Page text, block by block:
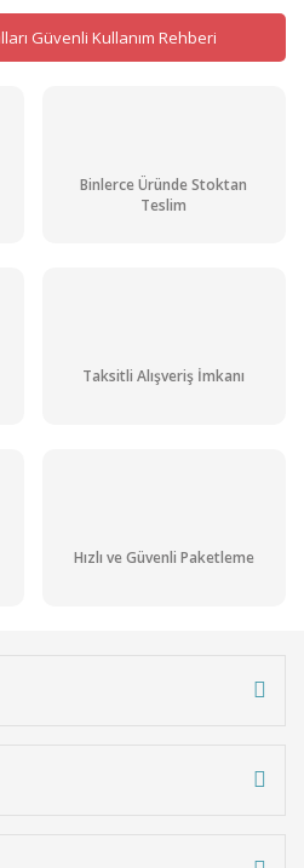
Güvenli Kullanım Rehberi
Binlerce Üründe Stoktan
Teslim
Taksitli Alışveriş İmkanı
Hızlı ve Güvenli Paketleme